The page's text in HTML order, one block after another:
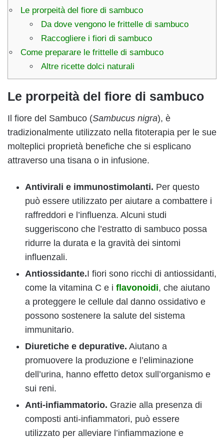
Le prorpeità del fiore di sambuco
Da dove vengono le frittelle di sambuco
Raccogliere i fiori di sambuco
Come preparare le frittelle di sambuco
Altre ricette dolci naturali
Le prorpeità del fiore di sambuco
Il fiore del Sambuco (Sambucus nigra), è
tradizionalmente utilizzato nella fitoterapia per le sue
molteplici proprietà benefiche che si esplicano
attraverso una tisana o in infusione.
Antivirali e immunostimolanti. Per questo
può essere utilizzato per aiutare a combattere i
raffreddori e l’influenza. Alcuni studi
suggeriscono che l’estratto di sambuco possa
ridurre la durata e la gravità dei sintomi
influenzali.
Antiossidante.I fiori sono ricchi di antiossidanti,
come la vitamina C e i flavonoidi, che aiutano
a proteggere le cellule dal danno ossidativo e
possono sostenere la salute del sistema
immunitario.
Diuretiche e depurative. Aiutano a
promuovere la produzione e l’eliminazione
dell’urina, hanno effetto detox sull’organismo e
sui reni.
Anti-infiammatorio. Grazie alla presenza di
composti anti-infiammatori, può essere
utilizzato per alleviare l’infiammazione e